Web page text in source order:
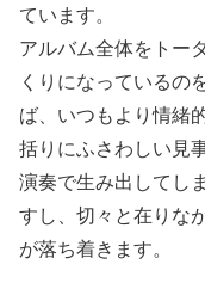
ています。
アルバム全体をトー
くりになっているの
ば、いつもより情緒
括りにふさわしい見
演奏で生み出してし
すし、切々と在りな
が落ち着きます。